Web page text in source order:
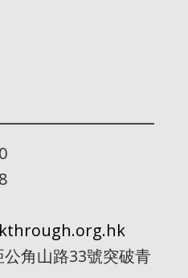
角山路33號突破青